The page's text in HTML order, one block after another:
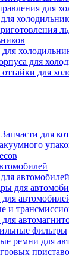
для
для
для
для
Запчасти для
автомобилей
для
для
и
для
фильтры
ремни для